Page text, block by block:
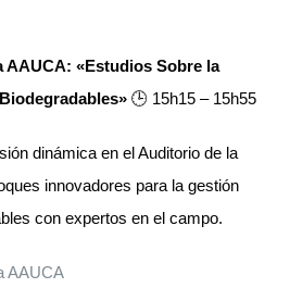
AAUCA: «Estudios Sobre la
🕒 15h15 – 15h55
dinámica en el Auditorio de la
innovadores para la gestión
con expertos en el campo.
AAUCA